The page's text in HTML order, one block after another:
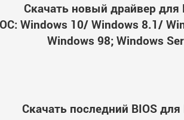
Скачать новый драйвер для
Windows 10/ Windows 8.1/
Windows 98; Windows
Скачать последний BIOS для